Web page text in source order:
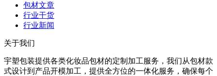
包材文章
行业干货
行业新闻
关于我们
宇塑包装提供各类化妆品包材的定制加工服务，我们从包材款
式设计到产品开模加工，提供全方位的一体化服务，确保每个